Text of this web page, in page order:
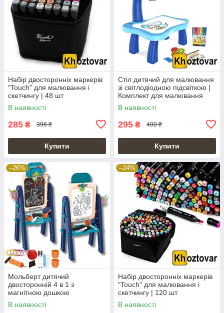
Набір двосторонніх маркерів
"Touch" для малювання і
скетчингу | 48 шт
В наявності
285 ₴ 396 ₴
Купити
Стіл дитячий для малювання
зі світлодіодною підсвіткою |
Комплект для малювання
В наявності
295 ₴ 400 ₴
Купити
–26%
Мольберт дитячий
двосторонній 4 в 1 з
магнітною дошкою
крейдовим баскетбольним
кільцем
В наявності
–24%
Набір двосторонніх маркерів
"Touch" для малювання і
скетчингу | 120 шт
В наявності